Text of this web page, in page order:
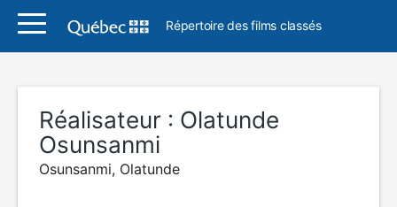
Répertoire des films classés
Réalisateur : Olatunde
Osunsanmi
Osunsanmi, Olatunde